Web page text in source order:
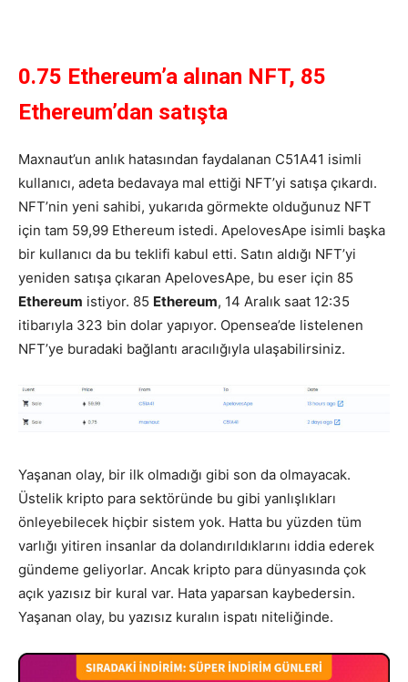
0.75 Ethereum’a alınan NFT, 85
Ethereum’dan satışta
Maxnaut’un anlık hatasından faydalanan C51A41 isimli
kullanıcı, adeta bedavaya mal ettiği NFT’yi satışa çıkardı.
NFT’nin yeni sahibi, yukarıda görmekte olduğunuz NFT
için tam 59,99 Ethereum istedi. ApelovesApe isimli başka
bir kullanıcı da bu teklifi kabul etti. Satın aldığı NFT’yi
yeniden satışa çıkaran ApelovesApe, bu eser için 85
Ethereum istiyor. 85 Ethereum, 14 Aralık saat 12:35
itibarıyla 323 bin dolar yapıyor. Opensea’de listelenen
NFT’ye buradaki bağlantı aracılığıyla ulaşabilirsiniz.
Yaşanan olay, bir ilk olmadığı gibi son da olmayacak.
Üstelik kripto para sektöründe bu gibi yanlışlıkları
önleyebilecek hiçbir sistem yok. Hatta bu yüzden tüm
varlığı yitiren insanlar da dolandırıldıklarını iddia ederek
gündeme geliyorlar. Ancak kripto para dünyasında çok
açık yazısız bir kural var. Hata yaparsan kaybedersin.
Yaşanan olay, bu yazısız kuralın ispatı niteliğinde.